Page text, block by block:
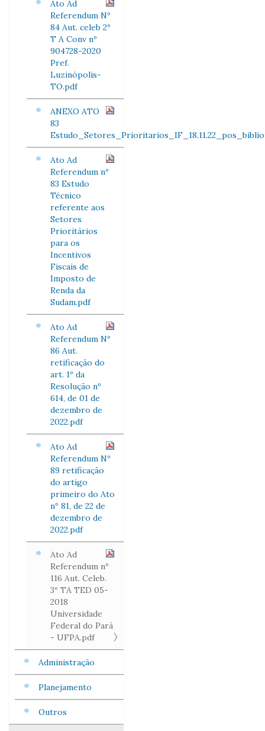
Ato Ad
Referendum Nº
84 Aut. celeb 2º
T A Conv nº
904728-2020
Pref.
Luzinópolis-
TO.pdf
ANEXO ATO
83
Ato Ad
Referendum nº
83 Estudo
Técnico
referente aos
Setores
Prioritários
para os
Incentivos
Fiscais de
Imposto de
Renda da
Sudam.pdf
Ato Ad
Referendum Nº
86 Aut.
retificação do
art. 1º da
Resolução nº
614, de 01 de
dezembro de
2022.pdf
Ato Ad
Referendum Nº
89 retificação
do artigo
primeiro do Ato
nº 81, de 22 de
dezembro de
2022.pdf
Ato Ad
Referendum nº
116 Aut. Celeb.
3º TA TED 05-
2018
Universidade
Federal do Pará
- UFPA.pdf
Administração
Planejamento
Outros